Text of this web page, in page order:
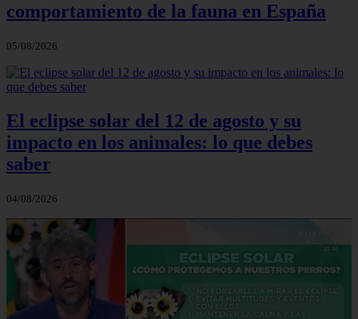
comportamiento de la fauna en España
05/08/2026
El eclipse solar del 12 de agosto y su
impacto en los animales: lo que debes
saber
04/08/2026